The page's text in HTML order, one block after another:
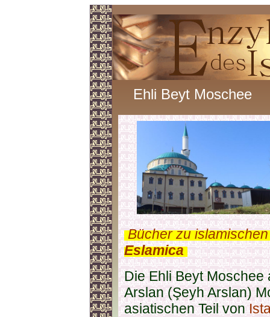
Ehli Beyt Moschee
.Bücher zu
Eslamica.
Die Ehli Beyt
Arslan (Şeyh Arslan)
asiatischen Teil von